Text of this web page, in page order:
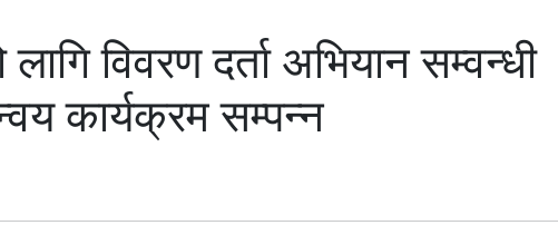
विवरण दर्ता अभियान सम्वन्धी
कार्यक्रम सम्पन्न